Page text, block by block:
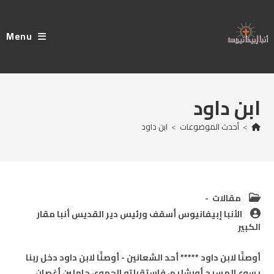
content
Menu
ابن داود
> أحدث الموضوعات > ابن داود
Post
category:
مقالات
Post
author:
الأنبا إبيفانيوس أسقف ورئيس دير القديس أنبا مقار
الكبير
أوصنَّا لابن داود ***** أحد الشعانين - أوصنَّا لابن داود دخل ربنا